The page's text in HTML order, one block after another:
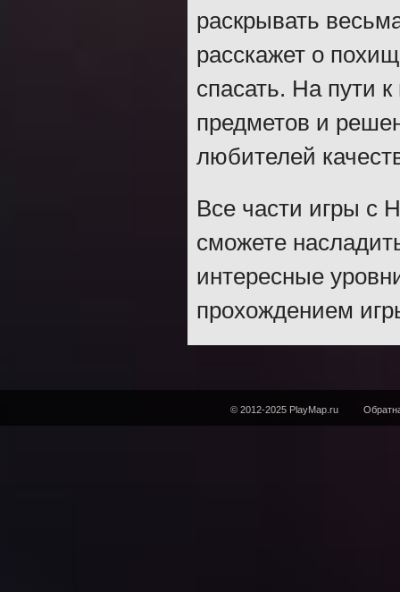
раскрывать
расскажет о
спасать. На пути
предметов и
любителей
Все части игры с
сможете
интересные
прохождением
© 2012-2025 PlayMap.ru